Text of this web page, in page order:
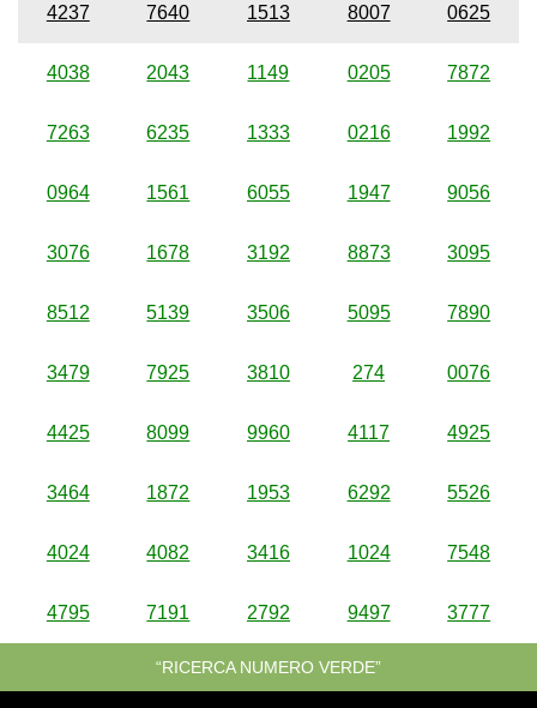
4237 7640 1513 8007 0625
4038 2043 1149 0205 7872
7263 6235 1333 0216 1992
0964 1561 6055 1947 9056
3076 1678 3192 8873 3095
8512 5139 3506 5095 7890
3479 7925 3810 274 0076
4425 8099 9960 4117 4925
3464 1872 1953 6292 5526
4024 4082 3416 1024 7548
4795 7191 2792 9497 3777
“RICERCA NUMERO VERDE”